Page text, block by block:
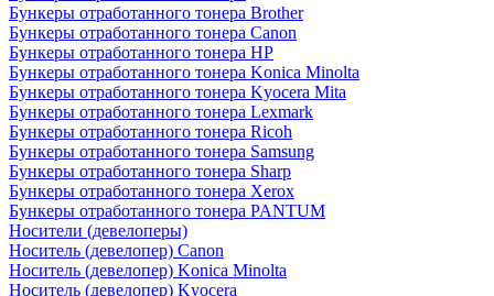
Бункеры отработанного тонера Brother
Бункеры отработанного тонера Canon
Бункеры отработанного тонера HP
Бункеры отработанного тонера Konica Minolta
Бункеры отработанного тонера Kyocera Mita
Бункеры отработанного тонера Lexmark
Бункеры отработанного тонера Ricoh
Бункеры отработанного тонера Samsung
Бункеры отработанного тонера Sharp
Бункеры отработанного тонера Xerox
Бункеры отработанного тонера PANTUM
Носители (девелоперы)
Носитель (девелопер) Canon
Носитель (девелопер) Konica Minolta
Носитель (девелопер) Kyocera